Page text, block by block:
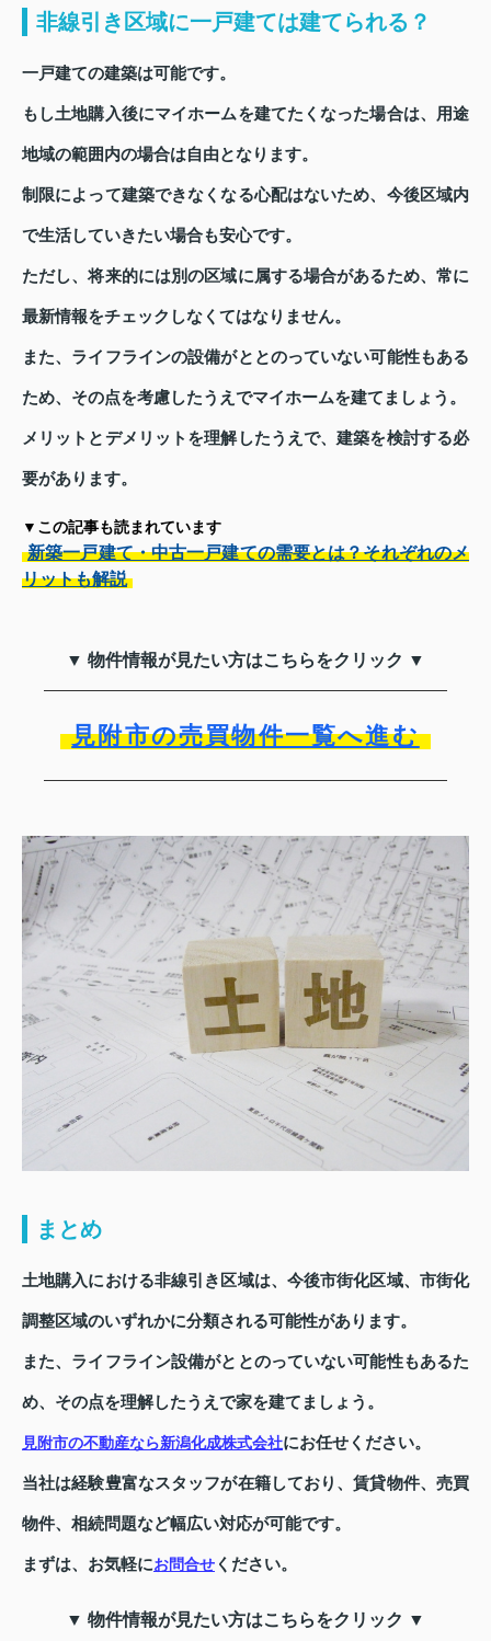
非線引き区域に一戸建ては建てられる？
一戸建ての建築は可能です。
もし土地購入後にマイホームを建てたくなった場合は、用途
地域の範囲内の場合は自由となります。
制限によって建築できなくなる心配はないため、今後区域内
で生活していきたい場合も安心です。
ただし、将来的には別の区域に属する場合があるため、常に
最新情報をチェックしなくてはなりません。
また、ライフラインの設備がととのっていない可能性もある
ため、その点を考慮したうえでマイホームを建てましょう。
メリットとデメリットを理解したうえで、建築を検討する必
要があります。
▼この記事も読まれています
新築一戸建て・中古一戸建ての需要とは？それぞれのメ
リットも解説
▼ 物件情報が見たい方はこちらをクリック ▼
見附市の売買物件一覧へ進む
まとめ
土地購入における非線引き区域は、今後市街化区域、市街化
調整区域のいずれかに分類される可能性があります。
また、ライフライン設備がととのっていない可能性もあるた
め、その点を理解したうえで家を建てましょう。
見附市の不動産なら新潟化成株式会社にお任せください。
当社は経験豊富なスタッフが在籍しており、賃貸物件、売買
物件、相続問題など幅広い対応が可能です。
まずは、お気軽にお問合せ ください。
▼ 物件情報が見たい方はこちらをクリック ▼